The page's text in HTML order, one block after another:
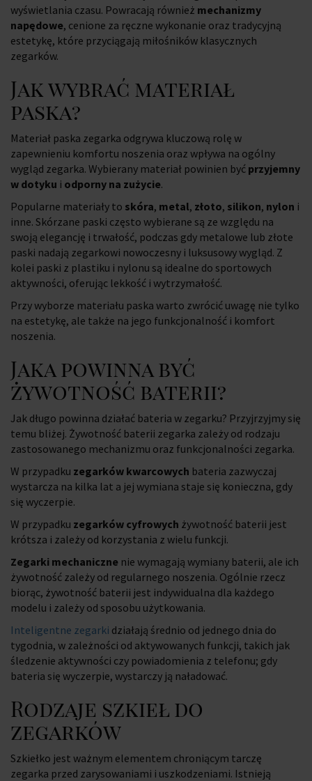
wyświetlania czasu. Powracają również mechanizmy
napędowe, cenione za ręczne wykonanie oraz tradycyjną
estetykę, które przyciągają miłośników klasycznych
zegarków.
Jak wybrać materiał
paska?
Materiał paska zegarka odgrywa kluczową rolę w
zapewnieniu komfortu noszenia oraz wpływa na ogólny
wygląd zegarka. Wybierany materiał powinien być przyjemny
w dotyku i odporny na zużycie.
Popularne materiały to skóra, metal, złoto, silikon, nylon i
inne. Skórzane paski często wybierane są ze względu na
swoją elegancję i trwałość, podczas gdy metalowe lub złote
paski nadają zegarkowi nowoczesny i luksusowy wygląd. Z
kolei paski z plastiku i nylonu są idealne do sportowych
aktywności, oferując lekkość i wytrzymałość.
Przy wyborze materiału paska warto zwrócić uwagę nie tylko
na estetykę, ale także na jego funkcjonalność i komfort
noszenia.
Jaka powinna być
żywotność baterii?
Jak długo powinna działać bateria w zegarku? Przyjrzyjmy się
temu bliżej. Żywotność baterii zegarka zależy od rodzaju
zastosowanego mechanizmu oraz funkcjonalności zegarka.
W przypadku zegarków kwarcowych bateria zazwyczaj
wystarcza na kilka lat a jej wymiana staje się konieczna, gdy
się wyczerpie.
W przypadku zegarków cyfrowych żywotność baterii jest
krótsza i zależy od korzystania z wielu funkcji.
Zegarki mechaniczne nie wymagają wymiany baterii, ale ich
żywotność zależy od regularnego noszenia. Ogólnie rzecz
biorąc, żywotność baterii jest indywidualna dla każdego
modelu i zależy od sposobu użytkowania.
Inteligentne zegarki działają średnio od jednego dnia do
tygodnia, w zależności od aktywowanych funkcji, takich jak
śledzenie aktywności czy powiadomienia z telefonu; gdy
bateria się wyczerpie, wystarczy ją naładować.
Rodzaje szkieł do
zegarków
Szkiełko jest ważnym elementem chroniącym tarczę
zegarka przed zarysowaniami i uszkodzeniami. Istnieją